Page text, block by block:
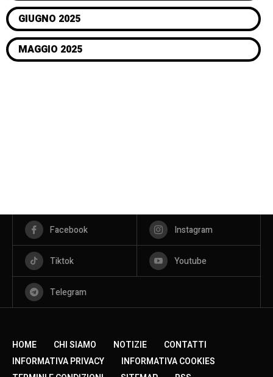
GIUGNO 2025
MAGGIO 2025
Facebook Instagram
Tiktok Youtube
Telegram
HOME CHI SIAMO NOTIZIE
CONTATTI
INFORMATIVA PRIVACY
INFORMATIVA COOKIES